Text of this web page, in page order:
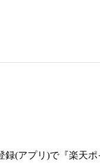
(アプリ)で『楽天ポ